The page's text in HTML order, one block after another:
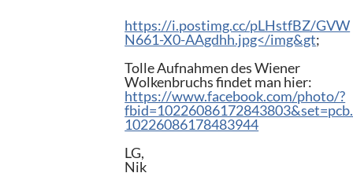
https://i.postimg.cc/pLHstfBZ/GVW
N661-X0-AAgdhh.jpg</img&gt;
Tolle Aufnahmen des Wiener
Wolkenbruchs findet man hier:
https://www.facebook.com/photo/?
fbid=10226086172843803&set=pcb.
10226086178483944
LG,
Nik